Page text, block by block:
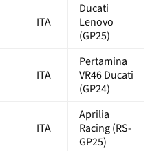
ITA
Ducati
Lenovo
(GP25)
ITA
Pertamina
VR46 Ducati
(GP24)
ITA
Aprilia
Racing (RS-
GP25)